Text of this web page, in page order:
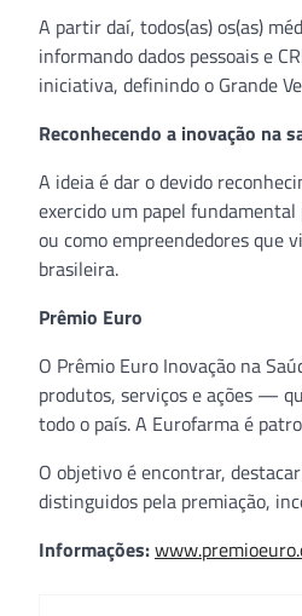
A partir daí, todos(as) os(as)
informando dados pessoais e
iniciativa, definindo o Grande
Reconhecendo a inovação na
A ideia é dar o devido
exercido um papel fundamental
ou como empreendedores que
brasileira.
Prêmio Euro
O Prêmio Euro Inovação na
produtos, serviços e ações —
todo o país. A Eurofarma é
O objetivo é encontrar,
distinguidos pela premiação,
Informações: